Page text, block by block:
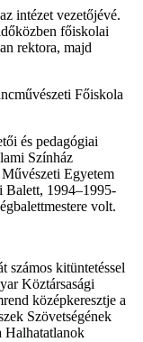
intézet vezetőjévé.
főiskolai
rektora, majd
Főiskola
és pedagógiai
Színház
Egyetem
Balett, 1994–1995-
volt.
számos kitüntetéssel
Köztársasági
középkeresztje a
Szövetségének
Halhatatlanok